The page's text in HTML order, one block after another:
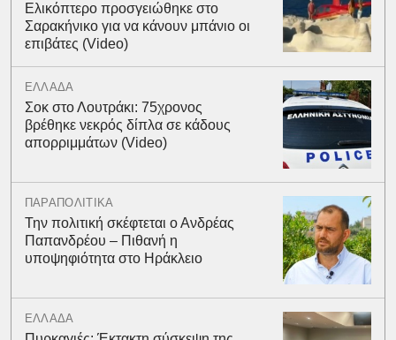
Ελικόπτερο προσγειώθηκε στο
Σαρακήνικο για να κάνουν μπάνιο οι
επιβάτες (Video)
ΕΛΛΑΔΑ
Σοκ στο Λουτράκι: 75χρονος
βρέθηκε νεκρός δίπλα σε κάδους
απορριμμάτων (Video)
ΠΑΡΑΠΟΛΙΤΙΚΑ
Την πολιτική σκέφτεται ο Ανδρέας
Παπανδρέου – Πιθανή η
υποψηφιότητα στο Ηράκλειο
ΕΛΛΑΔΑ